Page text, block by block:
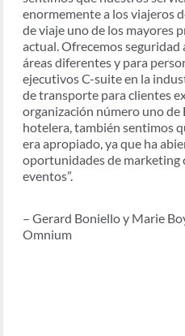
enormemente a los viajeros
de viaje uno de los mayores
actual. Ofrecemos seguridad
áreas diferentes y para
ejecutivos C-suite en la
de transporte para clientes
organización número uno de
hotelera, también sentimos
era apropiado, ya que ha
oportunidades de marketing
eventos”.
– Gerard Boniello y Marie
Omnium